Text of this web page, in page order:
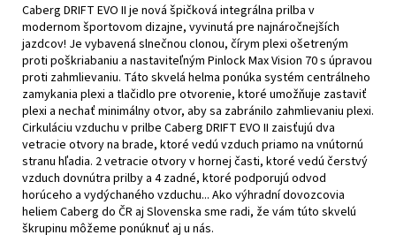
Caberg DRIFT EVO II je nová špičková integrálna prilba v
modernom športovom dizajne, vyvinutá pre najnáročnejších
jazdcov! Je vybavená slnečnou clonou, čírym plexi ošetreným
proti poškriabaniu a nastaviteľným Pinlock Max Vision 70 s úpravou
proti zahmlievaniu. Táto skvelá helma ponúka systém centrálneho
zamykania plexi a tlačidlo pre otvorenie, ktoré umožňuje zastaviť
plexi a nechať minimálny otvor, aby sa zabránilo zahmlievaniu plexi.
Cirkuláciu vzduchu v prilbe Caberg DRIFT EVO II zaisťujú dva
vetracie otvory na brade, ktoré vedú vzduch priamo na vnútornú
stranu hľadia. 2 vetracie otvory v hornej časti, ktoré vedú čerstvý
vzduch dovnútra prilby a 4 zadné, ktoré podporujú odvod
horúceho a vydýchaného vzduchu... Ako výhradní dovozcovia
heliem Caberg do ČR aj Slovenska sme radi, že vám túto skvelú
škrupinu môžeme ponúknuť aj u nás.